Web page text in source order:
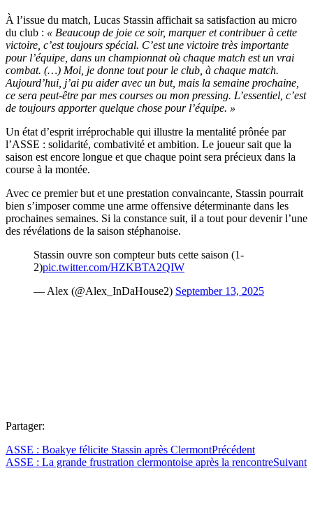
À l’issue du match, Lucas Stassin affichait sa satisfaction au micro
du club : « Beaucoup de joie ce soir, marquer et contribuer à cette
victoire, c’est toujours spécial. C’est une victoire très importante
pour l’équipe, dans un championnat où chaque match est un vrai
combat. (…) Moi, je donne tout pour le club, à chaque match.
Aujourd’hui, j’ai pu aider avec un but, mais la semaine prochaine,
ce sera peut-être par mes courses ou mon pressing. L’essentiel, c’est
de toujours apporter quelque chose pour l’équipe. »
Un état d’esprit irréprochable qui illustre la mentalité prônée par
l’ASSE : solidarité, combativité et ambition. Le joueur sait que la
saison est encore longue et que chaque point sera précieux dans la
course à la montée.
Avec ce premier but et une prestation convaincante, Stassin pourrait
bien s’imposer comme une arme offensive déterminante dans les
prochaines semaines. Si la constance suit, il a tout pour devenir l’une
des révélations de la saison stéphanoise.
Stassin ouvre son compteur buts cette saison (1-
2)pic.twitter.com/HZKBTA2QIW
— Alex (@Alex_InDaHouse2) September 13, 2025
Partager:
ASSE : Boakye félicite Stassin après ClermontPrécédent
ASSE : La grande frustration clermontoise après la rencontreSuivant